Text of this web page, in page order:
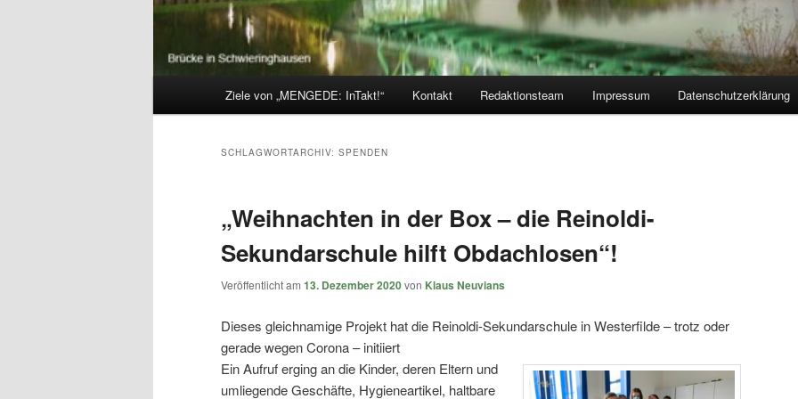
Ziele von „MENGEDE: InTakt!“ Kontakt Redaktionsteam Impressum Datenschutzerklärung
SCHLAGWORTARCHIV: SPENDEN
„Weihnachten in der Box – die Reinoldi-
Sekundarschule hilft Obdachlosen“!
Veröffentlicht am 13. Dezember 2020von Klaus Neuvians
Dieses gleichnamige Projekt hat die Reinoldi-Sekundarschule in Westerfilde – trotz oder
gerade wegen Corona – initiiert
Ein Aufruf erging an die Kinder, deren Eltern und
umliegende Geschäfte, Hygieneartikel, haltbare